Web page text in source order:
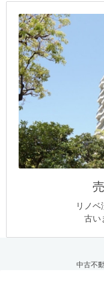
リノ
古い
中古不